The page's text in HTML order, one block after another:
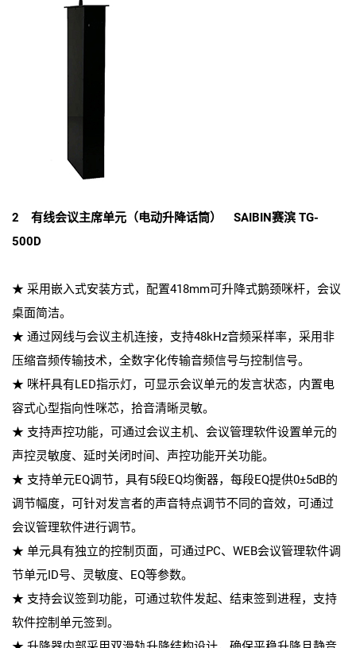
2 有线会议主席单元（电动升降话筒） SAIBIN赛滨 TG-
500D
★ 采用嵌入式安装方式，配置418mm可升降式鹅颈咪杆，会议
桌面简洁。
★ 通过网线与会议主机连接，支持48kHz音频采样率，采用非
压缩音频传输技术，全数字化传输音频信号与控制信号。
★ 咪杆具有LED指示灯，可显示会议单元的发言状态，内置电
容式心型指向性咪芯，拾音清晰灵敏。
★ 支持声控功能，可通过会议主机、会议管理软件设置单元的
声控灵敏度、延时关闭时间、声控功能开关功能。
★ 支持单元EQ调节，具有5段EQ均衡器，每段EQ提供0±5dB的
调节幅度，可针对发言者的声音特点调节不同的音效，可通过
会议管理软件进行调节。
★ 单元具有独立的控制页面，可通过PC、WEB会议管理软件调
节单元ID号、灵敏度、EQ等参数。
★ 支持会议签到功能，可通过软件发起、结束签到进程，支持
软件控制单元签到。